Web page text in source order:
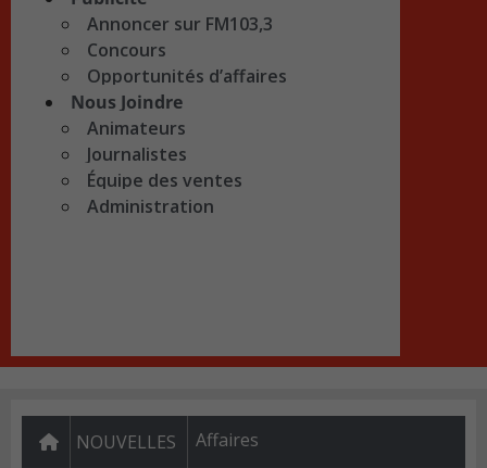
Annoncer sur FM103,3
Concours
Opportunités d’affaires
Nous Joindre
Animateurs
Journalistes
Équipe des ventes
Administration
NOUVELLES Affaires